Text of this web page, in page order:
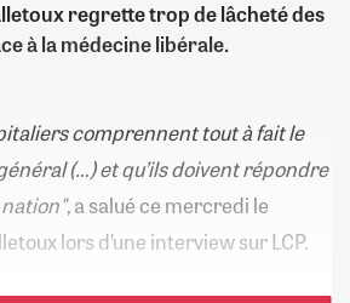
regrette trop de lâcheté des
à la médecine libérale.
comprennent tout à fait le
(…) et qu’ils doivent répondre
, a salué ce mercredi le
lors d’une interview sur LCP.